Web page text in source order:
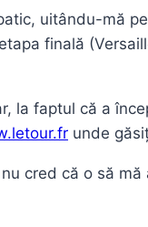
uitându-mă
finală
la faptul că a
unde
cred că o să